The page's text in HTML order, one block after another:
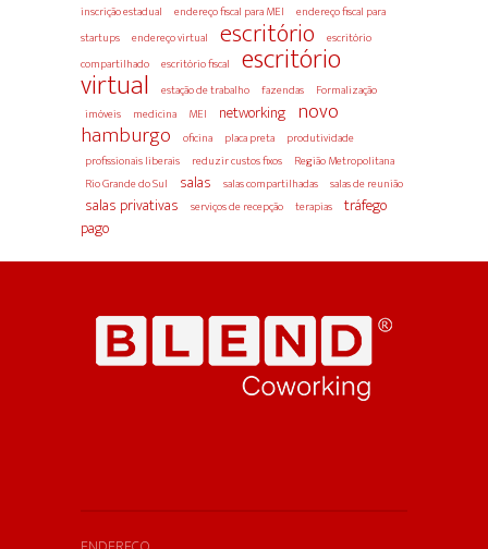
inscrição estadual
endereço fiscal para MEI
endereço fiscal para
startups
endereço virtual escritório
escritório
compartilhado
escritório fiscal escritório
virtual estação de trabalho fazendas
Formalização
imóveis
medicina MEI networking novo
hamburgo oficina placa preta
produtividade
profissionais liberais
reduzir custos fixos
Região Metropolitana
Rio Grande do Sul
salas salas compartilhadas salas de reunião
salas privativas serviços de recepção terapias
tráfego
pago